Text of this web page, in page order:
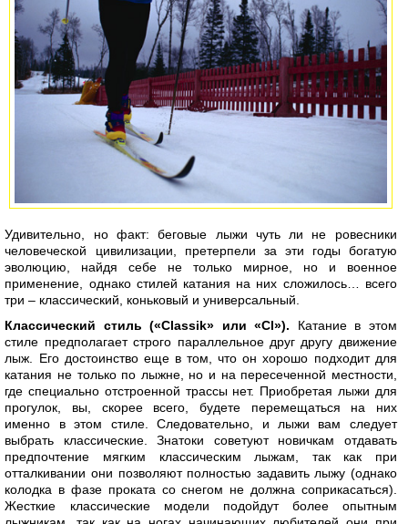
Удивительно, но факт: беговые лыжи чуть ли не ровесники
человеческой цивилизации, претерпели за эти годы богатую
эволюцию, найдя себе не только мирное, но и военное
применение, однако стилей катания на них сложилось… всего
три – классический, коньковый и универсальный.
Классический стиль («Classik» или «Cl»). Катание в этом
стиле предполагает строго параллельное друг другу движение
лыж. Его достоинство еще в том, что он хорошо подходит для
катания не только по лыжне, но и на пересеченной местности,
где специально отстроенной трассы нет. Приобретая лыжи для
прогулок, вы, скорее всего, будете перемещаться на них
именно в этом стиле. Следовательно, и лыжи вам следует
выбрать классические. Знатоки советуют новичкам отдавать
предпочтение мягким классическим лыжам, так как при
отталкивании они позволяют полностью задавить лыжу (однако
колодка в фазе проката со снегом не должна соприкасаться).
Жесткие классические модели подойдут более опытным